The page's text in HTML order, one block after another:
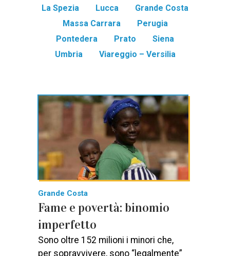
La Spezia
Lucca
Grande Costa
Massa Carrara
Perugia
Pontedera
Prato
Siena
Umbria
Viareggio – Versilia
Grande Costa
Fame e povertà: binomio
imperfetto
Sono oltre 152 milioni i minori che,
per sopravvivere, sono “legalmente”